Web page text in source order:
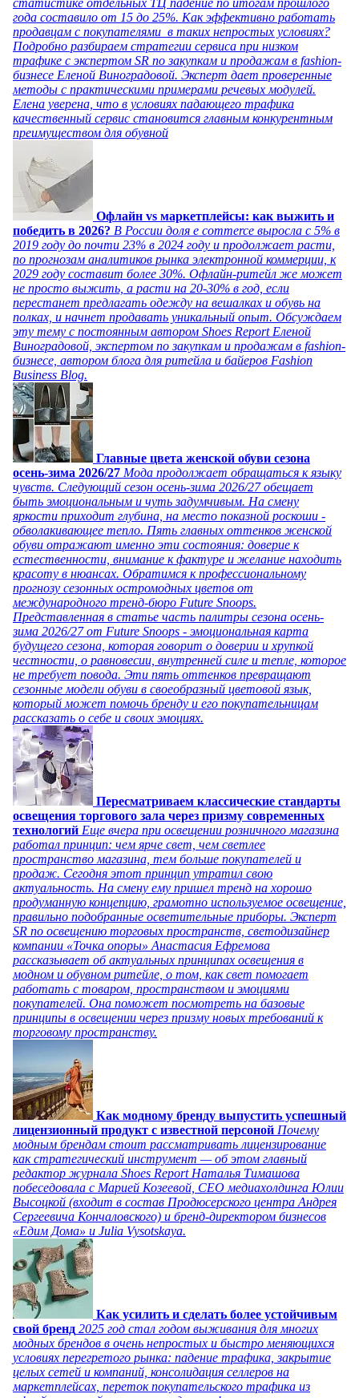
статистике отдельных ТЦ падение по итогам прошлого
года составило от 15 до 25%. Как эффективно работать
продавцам с покупателями в таких непростых условиях?
Подробно разбираем стратегии сервиса при низком
трафике с экспертом SR по закупкам и продажам в fashion-
бизнесе Еленой Виноградовой. Эксперт дает проверенные
методы с практическими примерами речевых модулей.
Елена уверена, что в условиях падающего трафика
качественный сервис становится главным конкурентным
преимуществом для обувной
Офлайн vs маркетплейсы: как выжить и
победить в 2026? В России доля e commerce выросла с 5% в
2019 году до почти 23% в 2024 году и продолжает расти,
по прогнозам аналитиков рынка электронной коммерции, к
2029 году составит более 30%. Офлайн-ритейл же может
не просто выжить, а расти на 20-30% в год, если
перестанет предлагать одежду на вешалках и обувь на
полках, и начнет продавать уникальный опыт. Обсуждаем
эту тему с постоянным автором Shoes Report Еленой
Виноградовой, экспертом по закупкам и продажам в fashion-
бизнесе, автором блога для ритейла и байеров Fashion
Business Blog.
Главные цвета женской обуви сезона
осень-зима 2026/27 Мода продолжает обращаться к языку
чувств. Следующий сезон осень-зима 2026/27 обещает
быть эмоциональным и чуть задумчивым. На смену
яркости приходит глубина, на место показной роскоши -
обволакивающее тепло. Пять главных оттенков женской
обуви отражают именно эти состояния: доверие к
естественности, внимание к фактуре и желание находить
красоту в нюансах. Обратимся к профессиональному
прогнозу сезонных остромодных цветов от
международного тренд-бюро Future Snoops.
Представленная в статье часть палитры сезона осень-
зима 2026/27 от Future Snoops - эмоциональная карта
будущего сезона, которая говорит о доверии и хрупкой
честности, о равновесии, внутренней силе и тепле, которое
не требует повода. Эти пять оттенков превращают
сезонные модели обуви в своеобразный цветовой язык,
который может помочь бренду и его покупательницам
рассказать о себе и своих эмоциях.
Пересматриваем классические стандарты
освещения торгового зала через призму современных
технологий Еще вчера при освещении розничного магазина
работал принцип: чем ярче свет, чем светлее
пространство магазина, тем больше покупателей и
продаж. Сегодня этот принцип утратил свою
актуальность. На смену ему пришел тренд на хорошо
продуманную концепцию, грамотно используемое освещение,
правильно подобранные осветительные приборы. Эксперт
SR по освещению торговых пространств, светодизайнер
компании «Точка опоры» Анастасия Ефремова
рассказывает об актуальных принципах освещения в
модном и обувном ритейле, о том, как свет помогает
работать с товаром, пространством и эмоциями
покупателей. Она поможет посмотреть на базовые
принципы в освещении через призму новых требований к
торговому пространству.
Как модному бренду выпустить успешный
лицензионный продукт с известной персоной Почему
модным брендам стоит рассматривать лицензирование
как стратегический инструмент — об этом главный
редактор журнала Shoes Report Наталья Тимашова
побеседовала с Марией Козеевой, СЕО медиахолдинга Юлии
Высоцкой (входит в состав Продюсерского центра Андрея
Сергеевича Кончаловского) и бренд-директором бизнесов
«Едим Дома» и Julia Vysotskaya.
Как усилить и сделать более устойчивым
свой бренд 2025 год стал годом выживания для многих
модных брендов в очень непростых и быстро меняющихся
условиях перегретого рынка: падение трафика, закрытие
целых сетей и компаний, консолидация селлеров на
маркетплейсах, переток покупательского трафика из